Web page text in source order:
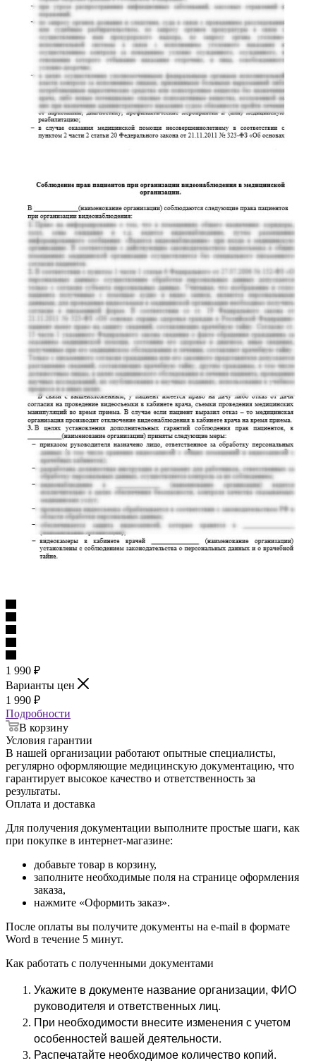
1 990 ₽
Варианты цен
1 990 ₽
Подробности
В корзину
Условия гарантии
В нашей организации работают опытные специалисты,
регулярно оформляющие медицинскую документацию, что
гарантирует высокое качество и ответственность за
результаты.
Оплата и доставка
Для получения документации выполните простые шаги, как
при покупке в интернет-магазине:
добавьте товар в корзину,
заполните необходимые поля на странице оформления
заказа,
нажмите «Оформить заказ».
После оплаты вы получите документы на e-mail в формате
Word в течение 5 минут.
Как работать с полученными документами
Укажите в документе название организации, ФИО
руководителя и ответственных лиц.
При необходимости внесите изменения с учетом
особенностей вашей деятельности.
Распечатайте необходимое количество копий.